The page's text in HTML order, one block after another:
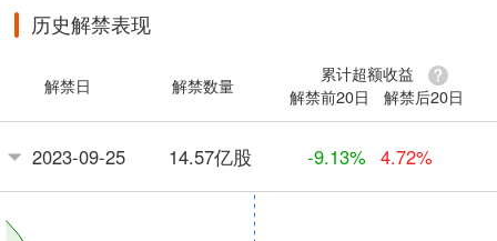
历史解禁表现
解禁日 解禁数量
累计超额收益
解禁前20日
解禁后20日
2023-09-25 14.57亿股 -9.13% 4.72%